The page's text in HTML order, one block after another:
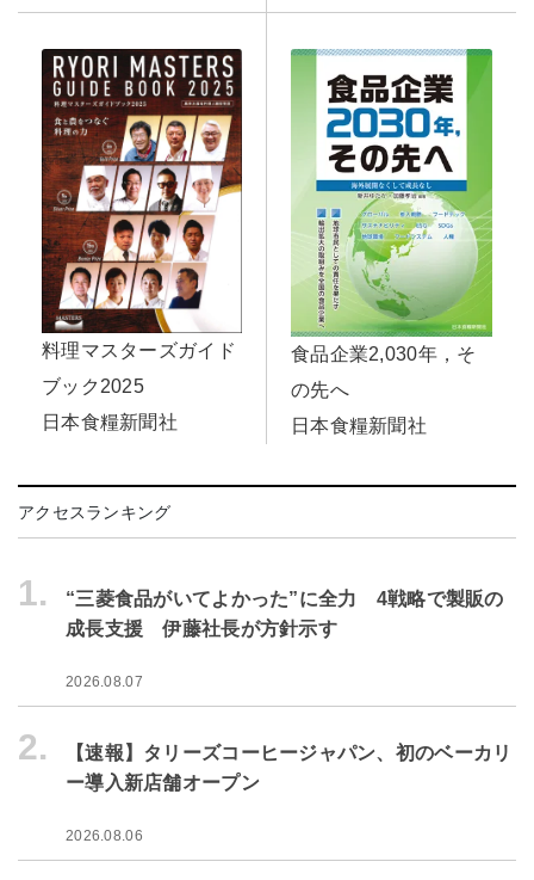
料理マスターズガイド
ブック2025
日本食糧新聞社
食品企業2,030年，そ
の先へ
日本食糧新聞社
アクセスランキング
1.
“三菱食品がいてよかった”に全力 4戦略で製販の
成長支援 伊藤社長が方針示す
2026.08.07
2.
【速報】タリーズコーヒージャパン、初のベーカリ
ー導入新店舗オープン
2026.08.06